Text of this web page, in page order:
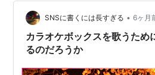
goody4350.hatenablog.com ヒ
SNSに書くには長すぎる • 6ヶ月
カラオケボックスを歌うため
るのだろうか